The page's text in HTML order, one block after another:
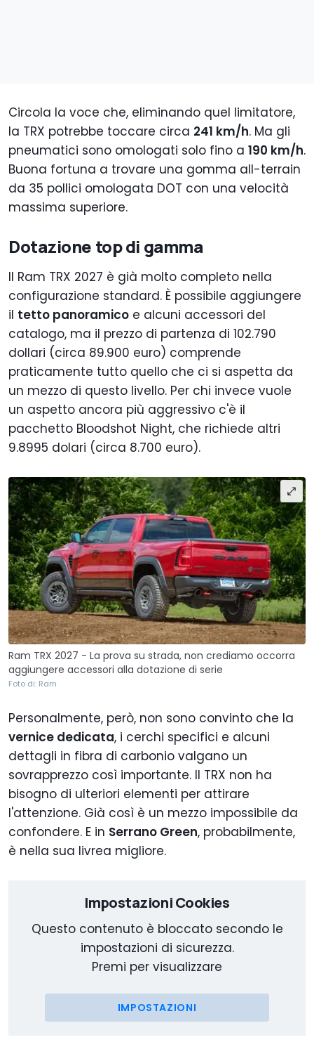
Circola la voce che, eliminando quel limitatore,
la TRX potrebbe toccare circa 241 km/h. Ma gli
pneumatici sono omologati solo fino a 190 km/h.
Buona fortuna a trovare una gomma all-terrain
da 35 pollici omologata DOT con una velocità
massima superiore.
Dotazione top di gamma
Il Ram TRX 2027 è già molto completo nella
configurazione standard. È possibile aggiungere
il tetto panoramico e alcuni accessori del
catalogo, ma il prezzo di partenza di 102.790
dollari (circa 89.900 euro) comprende
praticamente tutto quello che ci si aspetta da
un mezzo di questo livello. Per chi invece vuole
un aspetto ancora più aggressivo c'è il
pacchetto Bloodshot Night, che richiede altri
9.8995 dolari (circa 8.700 euro).
Ram TRX 2027 - La prova su strada, non crediamo occorra
aggiungere accessori alla dotazione di serie
Foto di: Ram
Personalmente, però, non sono convinto che la
vernice dedicata, i cerchi specifici e alcuni
dettagli in fibra di carbonio valgano un
sovrapprezzo così importante. Il TRX non ha
bisogno di ulteriori elementi per attirare
l'attenzione. Già così è un mezzo impossibile da
confondere. E in Serrano Green, probabilmente,
è nella sua livrea migliore.
Impostazioni Cookies
Questo contenuto è bloccato secondo le
impostazioni di sicurezza.
Premi per visualizzare
IMPOSTAZIONI